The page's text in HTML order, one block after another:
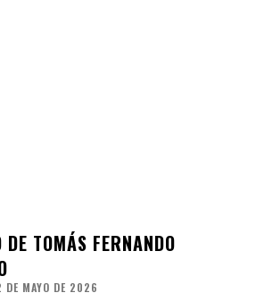
TOMÁS FERNANDO
DE MAYO DE 2026